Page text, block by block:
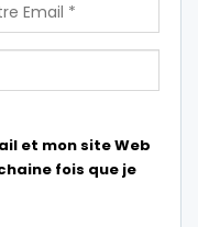
et mon site Web
fois que je